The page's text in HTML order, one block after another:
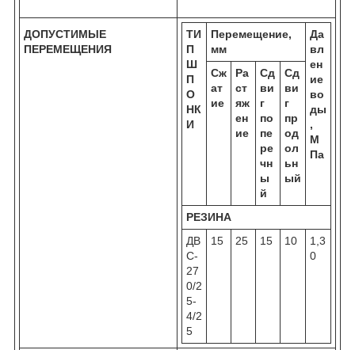
ДОПУСТИМЫЕ
ПЕРЕМЕЩЕНИЯ
ТИ
П
Ш
П
О
НК
И
Перемещение,
мм
Да
вл
ен
ие
во
ды
,
М
Па
Сж
ат
ие
Ра
ст
яж
ен
ие
Сд
ви
г
по
пе
ре
чн
ы
й
Сд
ви
г
пр
од
ол
ьн
ый
РЕЗИНА
ДВ
С-
27
0/2
5-
4/2
5
15 25 15 10
1,3
0